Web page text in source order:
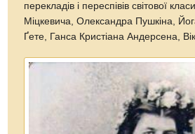
перекладів і переспівів світової
Міцкевича, Олександра Пушкіна,
Ґете, Ганса Кристіана Андерсена,